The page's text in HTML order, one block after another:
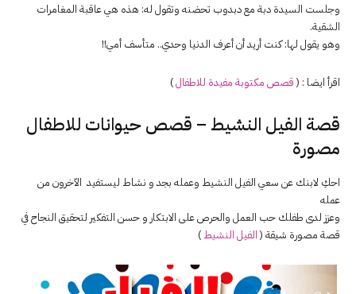
وجلست السيدة دبة مع دبدوب تحضنه وتقول له: هذه هي عاقبة المغامرات
الشقية.
وهو يقول لها: كنت أريد أن أعرف الدنيا وحدي.. متأسف أمي!!
اقرأ ايضا : (قصص مكتوبة مفيدة للاطفال)
قصة الفيل النشيط – قصص حيوانات للاطفال
مصورة
احكِ لابنك عن سعي الفيل النشيط وعمله بجد و نشاط ليستفيد الآخرون من
عمله
وعزز لدى طفلك حب العمل والحرص على الابتكار و حسن التفكير لتحقيق النجاح في
قصة مصورة شيقة (الفيل النشيط )